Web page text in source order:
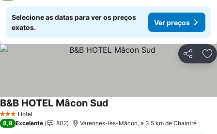
Selecione as datas para ver os preços
exatos.
Ver preços
Partilhar
3 EstrelasHotel
B&B HOTEL Mâcon Sud
8,8 Excelente 802 Varennes-lès-Mâcon, a 3.5 km de Chaintré